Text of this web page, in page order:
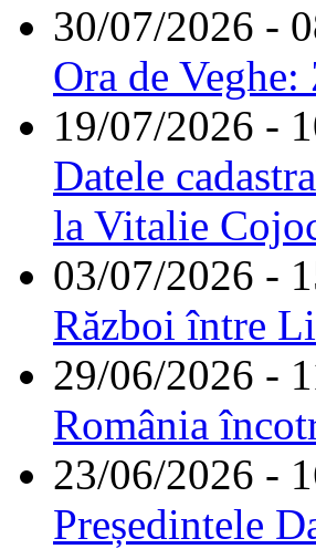
30/07/2026 -
Ora de
19/07/2026 -
Datele
la Vitalie
03/07/2026 -
Război între
29/06/2026 -
România
23/06/2026 -
Președintele